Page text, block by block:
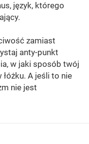
język, którego
zamiast
anty-punkt
w jaki sposób twój
A jeśli to nie
nie jest